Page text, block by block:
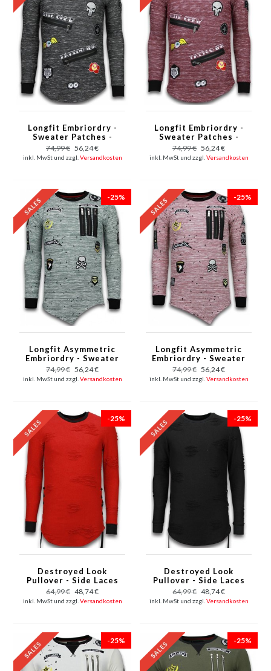
Longfit Embriordry -
Sweater Patches -
Elite Crew - Grau
74,99 € 56,24 €
inkl. MwSt und zzgl. Versandkosten
Longfit Embriordry -
Sweater Patches -
Elite Crew - Bordeaux
74,99 € 56,24 €
inkl. MwSt und zzgl. Versandkosten
-25%
Longfit Asymmetric
Embriordry - Sweater
Patches - US Army -
Grün
74,99 € 56,24 €
inkl. MwSt und zzgl. Versandkosten
-25%
Longfit Asymmetric
Embriordry - Sweater
Patches - US Army -
Rosa
74,99 € 56,24 €
inkl. MwSt und zzgl. Versandkosten
-25%
Destroyed Look
Pullover - Side Laces
Long Fit Sweatshirt -
Rot
64,99 € 48,74 €
inkl. MwSt und zzgl. Versandkosten
-25%
Destroyed Look
Pullover - Side Laces
Long Fit Sweatshirt -
Schwarz
64,99 € 48,74 €
inkl. MwSt und zzgl. Versandkosten
-25% -25%